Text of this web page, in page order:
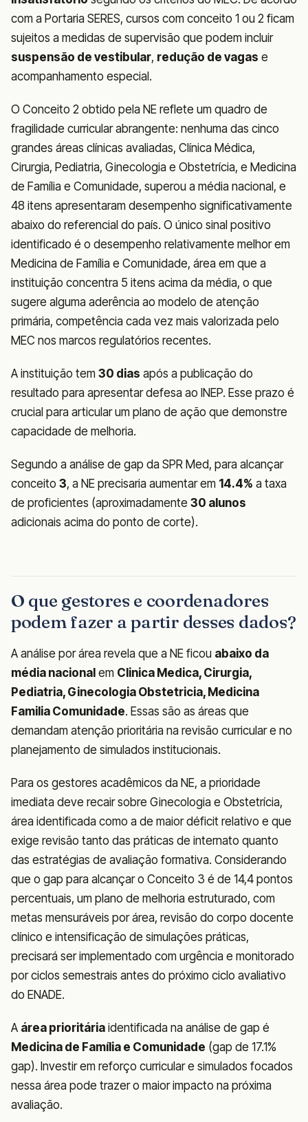
com a Portaria SERES, cursos com conceito 1 ou 2 ficam
sujeitos a medidas de supervisão que podem incluir
suspensão de vestibular, redução de vagas e
acompanhamento especial.
O Conceito 2 obtido pela NE reflete um quadro de
fragilidade curricular abrangente: nenhuma das cinco
grandes áreas clínicas avaliadas, Clínica Médica,
Cirurgia, Pediatria, Ginecologia e Obstetrícia, e Medicina
de Família e Comunidade, superou a média nacional, e
48 itens apresentaram desempenho significativamente
abaixo do referencial do país. O único sinal positivo
identificado é o desempenho relativamente melhor em
Medicina de Família e Comunidade, área em que a
instituição concentra 5 itens acima da média, o que
sugere alguma aderência ao modelo de atenção
primária, competência cada vez mais valorizada pelo
MEC nos marcos regulatórios recentes.
A instituição tem 30 dias após a publicação do
resultado para apresentar defesa ao INEP. Esse prazo é
crucial para articular um plano de ação que demonstre
capacidade de melhoria.
Segundo a análise de gap da SPR Med, para alcançar
conceito 3, a NE precisaria aumentar em 14.4% a taxa
de proficientes (aproximadamente 30 alunos
adicionais acima do ponto de corte).
O que gestores e coordenadores
podem fazer a partir desses dados?
A análise por área revela que a NE ficou abaixo da
média nacional em Clinica Medica, Cirurgia,
Pediatria, Ginecologia Obstetricia, Medicina
Familia Comunidade. Essas são as áreas que
demandam atenção prioritária na revisão curricular e no
planejamento de simulados institucionais.
Para os gestores acadêmicos da NE, a prioridade
imediata deve recair sobre Ginecologia e Obstetrícia,
área identificada como a de maior déficit relativo e que
exige revisão tanto das práticas de internato quanto
das estratégias de avaliação formativa. Considerando
que o gap para alcançar o Conceito 3 é de 14,4 pontos
percentuais, um plano de melhoria estruturado, com
metas mensuráveis por área, revisão do corpo docente
clínico e intensificação de simulações práticas,
precisará ser implementado com urgência e monitorado
por ciclos semestrais antes do próximo ciclo avaliativo
do ENADE.
A área prioritária identificada na análise de gap é
Medicina de Família e Comunidade (gap de 17.1%
gap). Investir em reforço curricular e simulados focados
nessa área pode trazer o maior impacto na próxima
avaliação.